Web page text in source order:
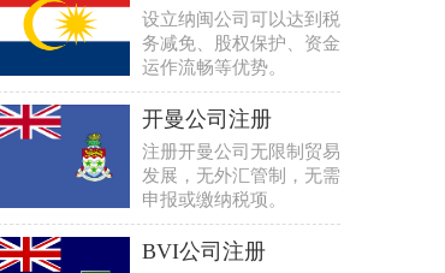
设立纳闽公司可以达到税
务减免、股权保护、资金
运作流畅等优势。
开曼公司注册
注册开曼公司无限制贸易
发展，无外汇管制，无需
申报或缴纳税项。
BVI公司注册